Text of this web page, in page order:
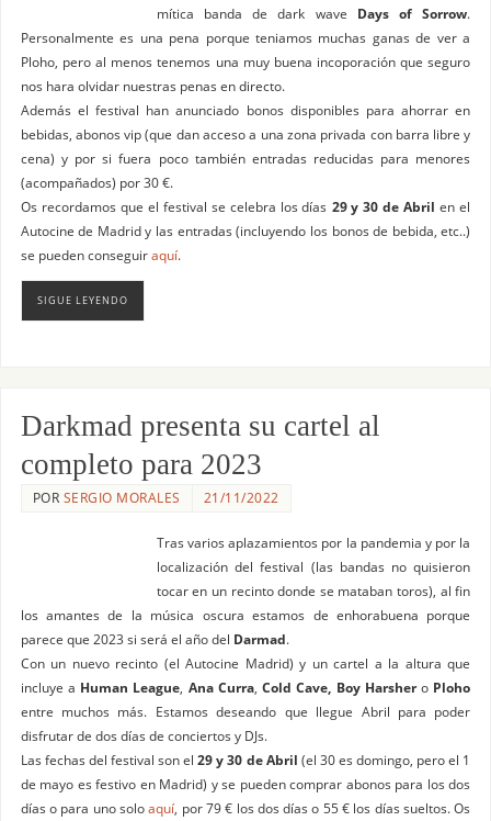
mítica banda de dark wave Days of Sorrow.
Personalmente es una pena porque teniamos muchas ganas de ver a
Ploho, pero al menos tenemos una muy buena incoporación que seguro
nos hara olvidar nuestras penas en directo.
Además el festival han anunciado bonos disponibles para ahorrar en
bebidas, abonos vip (que dan acceso a una zona privada con barra libre y
cena) y por si fuera poco también entradas reducidas para menores
(acompañados) por 30 €.
Os recordamos que el festival se celebra los días 29 y 30 de Abril en el
Autocine de Madrid y las entradas (incluyendo los bonos de bebida, etc..)
se pueden conseguiraquí.
SIGUE LEYENDO
Darkmad presenta su cartel al
completo para 2023
POR SERGIO MORALES 21/11/2022
Tras varios aplazamientos por la pandemia y por la
localización del festival (las bandas no quisieron
tocar en un recinto donde se mataban toros), al fin
los amantes de la música oscura estamos de enhorabuena porque
parece que 2023 si será el año del Darmad.
Con un nuevo recinto (el Autocine Madrid) y un cartel a la altura que
incluye a Human League, Ana Curra,Cold Cave, Boy Harshero Ploho
entre muchos más. Estamos deseando que llegue Abril para poder
disfrutar de dos días de conciertos y DJs.
Las fechas del festival son el29 y 30 de Abril (el 30 es domingo, pero el 1
de mayo es festivo en Madrid) y se pueden comprar abonos para los dos
días o para uno soloaquí, por 79 € los dos días o 55 € los días sueltos. Os